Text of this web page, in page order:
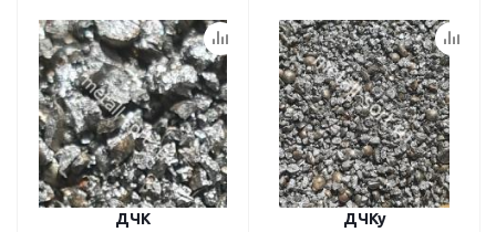
ДЧК ДЧКу